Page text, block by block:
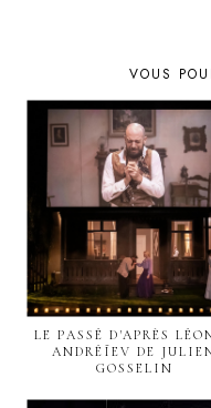
VOUS
LE PASSÉ D'APRÈS
ANDRÉÏEV DE
GOSSELIN